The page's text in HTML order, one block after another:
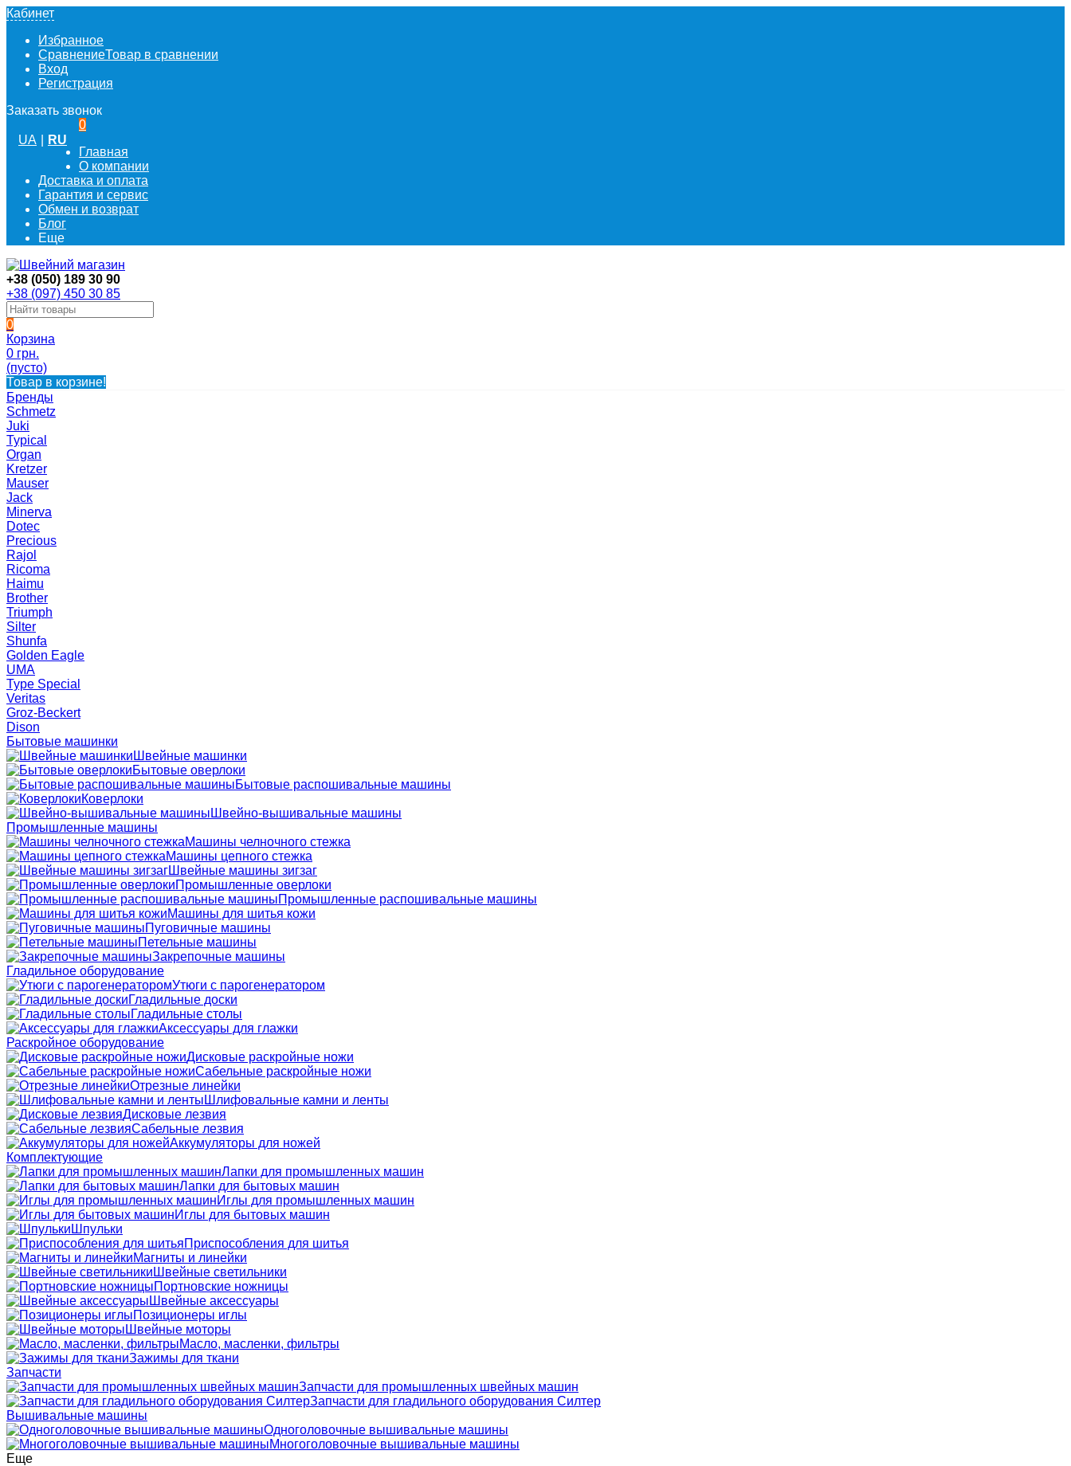
Кабинет
Избранное
СравнениеТовар в сравнении
Вход
Регистрация
Заказать звонок
UA RU
0
Главная
О компании
Доставка и оплата
Гарантия и сервис
Обмен и возврат
Блог
Еще
+38 (050) 189 30 90
+38 (097) 450 30 85
0
Корзина
0 грн.
(пусто)
Товар в корзине!
Бренды
Schmetz
Juki
Typical
Organ
Kretzer
Mauser
Jack
Minerva
Dotec
Precious
Rajol
Ricoma
Haimu
Brother
Triumph
Silter
Shunfa
Golden Eagle
UMA
Type Special
Veritas
Groz-Beckert
Dison
Бытовые машинки
Швейные машинки
Бытовые оверлоки
Бытовые распошивальные машины
Коверлоки
Швейно-вышивальные машины
Промышленные машины
Машины челночного стежка
Машины цепного стежка
Швейные машины зигзаг
Промышленные оверлоки
Промышленные распошивальные машины
Машины для шитья кожи
Пуговичные машины
Петельные машины
Закрепочные машины
Гладильное оборудование
Утюги с парогенератором
Гладильные доски
Гладильные столы
Аксессуары для глажки
Раскройное оборудование
Дисковые раскройные ножи
Сабельные раскройные ножи
Отрезные линейки
Шлифовальные камни и ленты
Дисковые лезвия
Сабельные лезвия
Аккумуляторы для ножей
Комплектующие
Лапки для промышленных машин
Лапки для бытовых машин
Иглы для промышленных машин
Иглы для бытовых машин
Шпульки
Приспособления для шитья
Магниты и линейки
Швейные светильники
Портновские ножницы
Швейные аксессуары
Позиционеры иглы
Швейные моторы
Масло, масленки, фильтры
Зажимы для ткани
Запчасти
Запчасти для промышленных швейных машин
Запчасти для гладильного оборудования Силтер
Вышивальные машины
Одноголовочные вышивальные машины
Многоголовочные вышивальные машины
Еще